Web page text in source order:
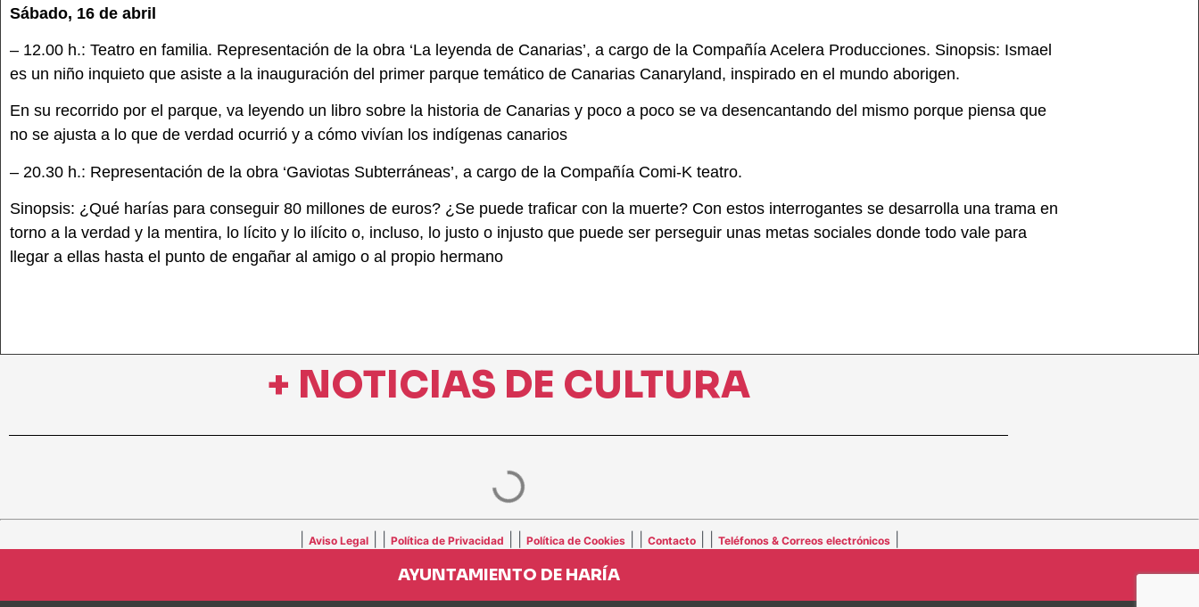
Sábado, 16 de abril
– 12.00 h.: Teatro en familia. Representación de la obra ‘La leyenda de Canarias’, a cargo de la Compañía Acelera Producciones. Sinopsis: Ismael
es un niño inquieto que asiste a la inauguración del primer parque temático de Canarias Canaryland, inspirado en el mundo aborigen.
En su recorrido por el parque, va leyendo un libro sobre la historia de Canarias y poco a poco se va desencantando del mismo porque piensa que
no se ajusta a lo que de verdad ocurrió y a cómo vivían los indígenas canarios
– 20.30 h.: Representación de la obra ‘Gaviotas Subterráneas’, a cargo de la Compañía Comi-K teatro.
Sinopsis: ¿Qué harías para conseguir 80 millones de euros? ¿Se puede traficar con la muerte? Con estos interrogantes se desarrolla una trama en
torno a la verdad y la mentira, lo lícito y lo ilícito o, incluso, lo justo o injusto que puede ser perseguir unas metas sociales donde todo vale para
llegar a ellas hasta el punto de engañar al amigo o al propio hermano
+ NOTICIAS DE CULTURA
Aviso Legal Política de Privacidad Política de Cookies Contacto Teléfonos & Correos electrónicos
AYUNTAMIENTO DE HARÍA